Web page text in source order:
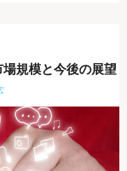
規模と今後の展望